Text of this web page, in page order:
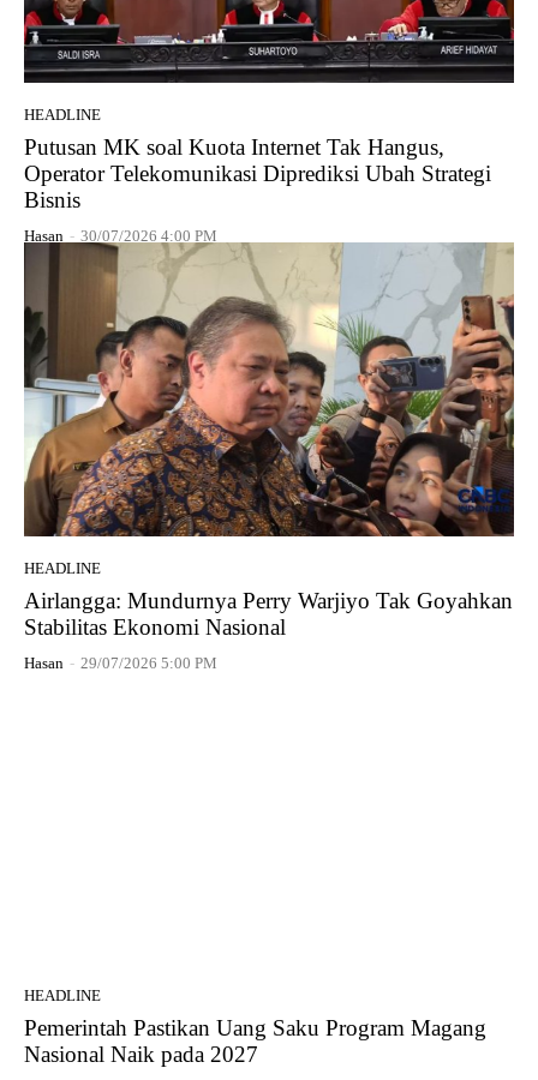
HEADLINE
Putusan MK soal Kuota Internet Tak Hangus,
Operator Telekomunikasi Diprediksi Ubah Strategi
Bisnis
Hasan - 30/07/2026 4:00 PM
HEADLINE
Airlangga: Mundurnya Perry Warjiyo Tak Goyahkan
Stabilitas Ekonomi Nasional
Hasan - 29/07/2026 5:00 PM
HEADLINE
Pemerintah Pastikan Uang Saku Program Magang
Nasional Naik pada 2027